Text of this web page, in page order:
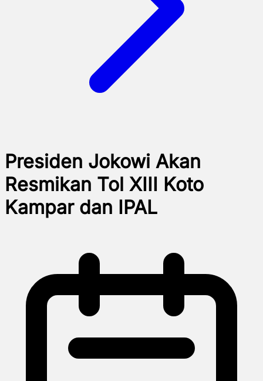
Presiden Jokowi Akan
Resmikan Tol XIII Koto
Kampar dan IPAL